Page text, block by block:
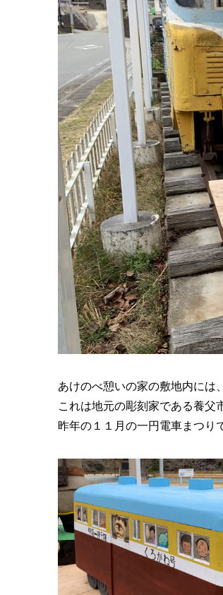
あけのべ憩いの家の敷地内には
これは地元の彫刻家である養父
昨年の１１月の一円電車まつり